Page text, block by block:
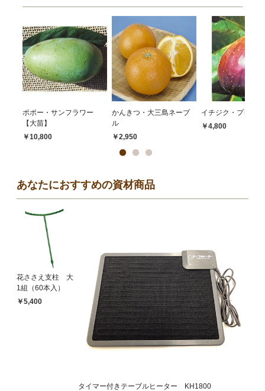
ポポー・サンフラワー
【大苗】
￥10,800
かんきつ・大三島ネーブ
ル
￥2,950
イチジク・プレコス
￥4,800
あなたにおすすめの資材商品
花ささえ支柱 大
1組（60本入）
￥5,400
タイマー付きテーブルヒーター KH1800